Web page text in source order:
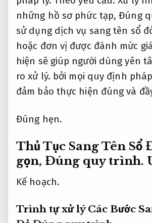
những hồ sơ phức tạp,Đúng
sử dụng dịch vụ sang tên sổ
hoặc đơn vị được đánh mức
hiện sẽ giúp người dùng yên
ro xử lý. bởi mọi quy định
đảm bảo thực hiện đúng và
Đúng hẹn.
Thủ Tục Sang Tên Sổ
gọn, Đúng quy trình.
Kế hoạch.
Trình tự xử lý Các Bước